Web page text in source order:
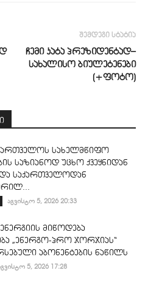
შემდეგი სტატია
ჩემი კატა პრეზიდენტად–
სახალისო ბიულეტენები
(+ფოტო)
სახელმწიფო
საზიანოდ უცხო ქვეყნიდან
საქართველოდან
აგვისტო 5, 2026 20:33
მიწოდება
„ენერგო-პრო ჯორჯიას“
აბონენტების ნაწილს
5, 2026 17:28